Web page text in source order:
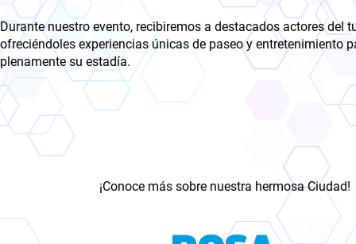
Durante nuestro evento, recibiremos a destacados actores del
ofreciéndoles experiencias únicas de paseo y entretenimiento
plenamente su estadía.
¡Conoce más sobre nuestra hermosa Ciudad!